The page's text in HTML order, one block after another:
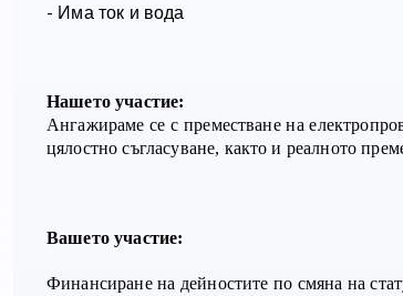
- Има ток и вода
Нашето участие:
Ангажираме се с преместване на
цялостно съгласуване, както и реалното
Вашето участие:
Финансиране на дейностите по смяна на